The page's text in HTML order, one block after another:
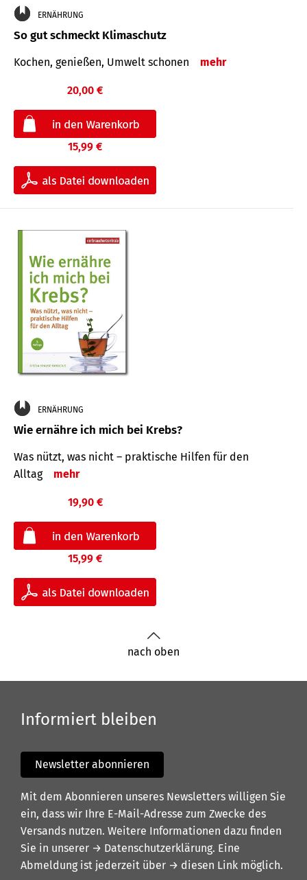
ERNÄHRUNG
So gut schmeckt Klimaschutz
Kochen, genießen, Umwelt schonen mehr
20,00 €
15,99 €
ERNÄHRUNG
Wie ernähre ich mich bei Krebs?
Was nützt, was nicht – praktische Hilfen für den
Alltag
mehr
19,90 €
15,99 €
nach oben
Informiert bleiben
Newsletter abonnieren
Mit dem Abonnieren unseres Newsletters willigen Sie
ein, dass wir Ihre E-Mail-Adresse zum Zwecke des
Versands nutzen. Weitere Informationen dazu finden
Sie in unserer → Datenschutzerklärung. Eine
Abmeldung ist jederzeit über → diesen Link möglich.